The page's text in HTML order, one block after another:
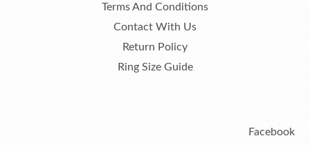
Terms And Conditions
Contact With Us
Return Policy
Ring Size Guide
Facebook